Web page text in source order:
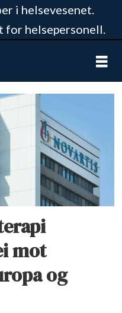
i helsevesenet.
for helsepersonell.
mot
og